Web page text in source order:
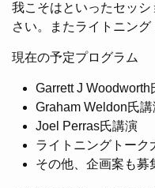
我こそはといったセッ
さい。またライトニング
現在の予定プログラム
Garrett J Woodworth
Graham Weldon氏講
Joel Perras氏講演
ライトニングトーク
その他、企画案も募